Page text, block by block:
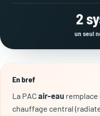
2
un seul
En bref
La PAC air-eau remplace
chauffage central